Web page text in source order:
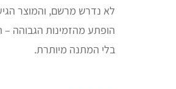
לא נדרש מרשם, והמוצר
הופתע מהזמינות הגבוהה –
בלי המתנה מיותרת.